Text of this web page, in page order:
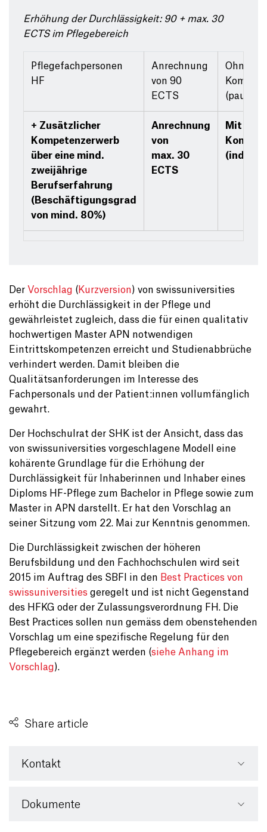
Erhöhung der Durchlässigkeit: 90 + max. 30
ECTS im Pflegebereich
Pflegefachpersonen
HF
Anrechnung
von 90
ECTS
Ohne
+ Zusätzlicher
Kompetenzerwerb
über eine mind.
zweijährige
Berufserfahrung
(Beschäftigungsgrad
von mind. 80%)
Anrechnung
von
max. 30
ECTS
Mit
Der Vorschlag ( Kurzversion) von swissuniversities
erhöht die Durchlässigkeit in der Pflege und
gewährleistet zugleich, dass die für einen qualitativ
hochwertigen Master APN notwendigen
Eintrittskompetenzen erreicht und Studienabbrüche
verhindert werden. Damit bleiben die
Qualitätsanforderungen im Interesse des
Fachpersonals und der Patient:innen vollumfänglich
gewahrt.
Der Hochschulrat der SHK ist der Ansicht, dass das
von swissuniversities vorgeschlagene Modell eine
kohärente Grundlage für die Erhöhung der
Durchlässigkeit für Inhaberinnen und Inhaber eines
Diploms HF-Pflege zum Bachelor in Pflege sowie zum
Master in APN darstellt. Er hat den Vorschlag an
seiner Sitzung vom 22. Mai zur Kenntnis genommen.
Die Durchlässigkeit zwischen der höheren
Berufsbildung und den Fachhochschulen wird seit
2015 im Auftrag des SBFI in den Best Practices von
swissuniversities geregelt und ist nicht Gegenstand
des HFKG oder der Zulassungsverordnung FH. Die
Best Practices sollen nun gemäss dem obenstehenden
Vorschlag um eine spezifische Regelung für den
Pflegebereich ergänzt werden (siehe Anhang im
Vorschlag).
Share article
Kontakt
Dokumente